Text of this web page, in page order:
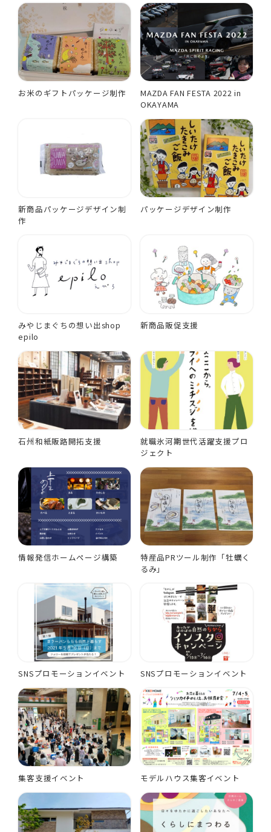
お米のギフトパッケージ制作
MAZDA FAN FESTA 2022 in
OKAYAMA
新商品パッケージデザイン制
作
パッケージデザイン制作
みやじまぐちの想い出shop
epilo
新商品販促支援
石州和紙販路開拓支援
就職氷河期世代活躍支援プロ
ジェクト
情報発信ホームページ構築
特産品PRツール制作「牡蠣く
るみ」
SNSプロモーションイベント SNSプロモーションイベント
集客支援イベント モデルハウス集客イベント